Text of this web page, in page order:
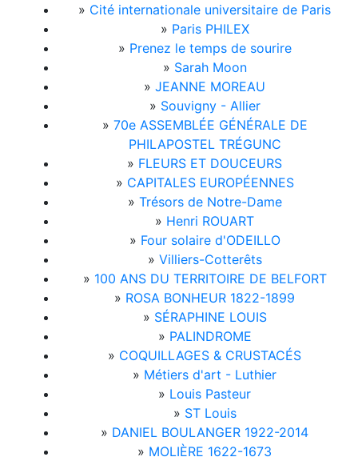
» Cité internationale universitaire de Paris
» Paris PHILEX
» Prenez le temps de sourire
» Sarah Moon
» JEANNE MOREAU
» Souvigny - Allier
» 70e ASSEMBLÉE GÉNÉRALE DE
PHILAPOSTEL TRÉGUNC
» FLEURS ET DOUCEURS
» CAPITALES EUROPÉENNES
» Trésors de Notre-Dame
» Henri ROUART
» Four solaire d'ODEILLO
» Villiers-Cotterêts
» 100 ANS DU TERRITOIRE DE BELFORT
» ROSA BONHEUR 1822-1899
» SÉRAPHINE LOUIS
» PALINDROME
» COQUILLAGES & CRUSTACÉS
» Métiers d'art - Luthier
» Louis Pasteur
» ST Louis
» DANIEL BOULANGER 1922-2014
» MOLIÈRE 1622-1673